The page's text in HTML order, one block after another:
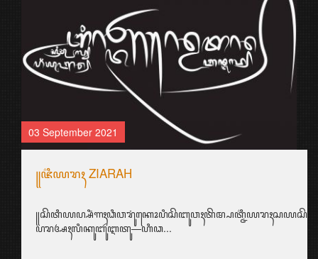
03 September 2021
꧋ꦗ꦳ꦶꦪꦫꦃ ZIARAH
ꦥꦫꦄꦃꦭꦶꦏꦸꦧꦸꦂꦆꦠꦸ—ꦲꦶꦣ...